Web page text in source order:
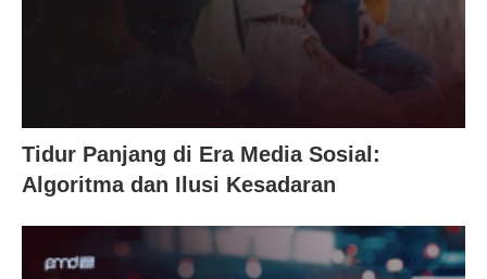
Tidur Panjang di Era Media Sosial:
Algoritma dan Ilusi Kesadaran